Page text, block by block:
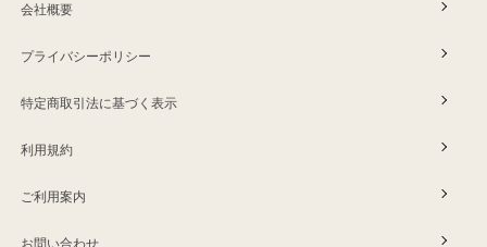
会社概要
プライバシーポリシー
特定商取引法に基づく表示
利用規約
ご利用案内
お問い合わせ